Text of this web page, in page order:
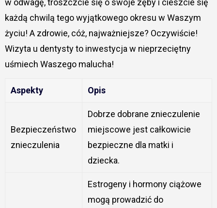
w odwagę, troszczcie się o swoje zęby i cieszcie się
każdą chwilą tego wyjątkowego okresu w Waszym
życiu! A zdrowie, cóż, najważniejsze? Oczywiście!
Wizyta u dentysty to inwestycja w nieprzeciętny
uśmiech Waszego malucha!
Aspekty Opis
Bezpieczeństwo
znieczulenia
Dobrze dobrane znieczulenie
miejscowe jest całkowicie
bezpieczne dla matki i
dziecka.
Estrogeny i hormony ciążowe
mogą prowadzić do